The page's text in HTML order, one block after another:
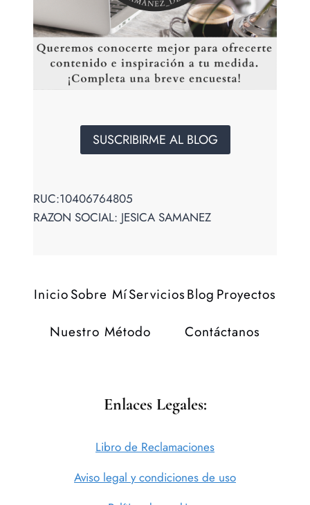
SUSCRIBIRME AL BLOG
RUC:10406764805
RAZON SOCIAL: JESICA SAMANEZ
InicioSobre MíServiciosBlog Proyectos
Nuestro Método
Contáctanos
Enlaces Legales:
Libro de Reclamaciones
Aviso legal y condiciones de uso